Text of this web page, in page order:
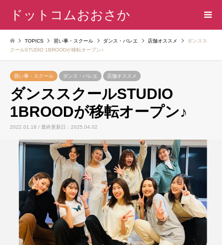
ドットコムおおさか
TOPICS 習い事・スクール ダンス・バレエ 店舗オススメ
ダンスス
クールSTUDIO 1BROODが移転オープン♪
習い事・スクール ダンス・バレエ 店舗オススメ
ダンススクールSTUDIO
1BROODが移転オープン♪
2022.01.18 / 最終更新日：2025.04.02